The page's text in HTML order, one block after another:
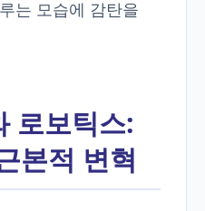
는 모습에 감탄을
로보틱스:
본적 변혁